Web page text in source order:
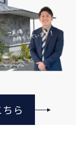
ら